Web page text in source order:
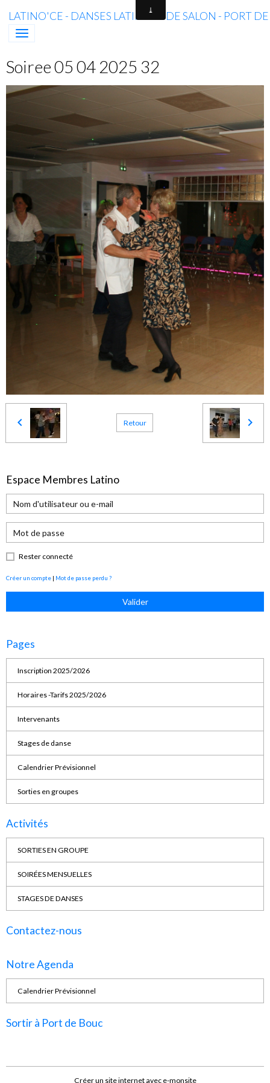
LATINO'CE - DANSES LATINES & DE SALON - PORT
Soiree 05 04 2025 32
Retour
Espace Membres Latino
Rester connecté
Créer un compte | Mot de passe perdu ?
Valider
Pages
Inscription 2025/2026
Horaires -Tarifs 2025/2026
Intervenants
Stages de danse
Calendrier Prévisionnel
Sorties en groupes
Activités
SORTIES EN GROUPE
SOIRÉES MENSUELLES
STAGES DE DANSES
Contactez-nous
Notre Agenda
Calendrier Prévisionnel
Sortir à Port de Bouc
Créer un site internet avec e-monsite